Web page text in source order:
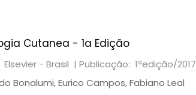
Cutanea - 1a Edição
- Brasil | Publicação: 1ªedição/2017
Bonalumi, Eurico Campos, Fabiano Leal